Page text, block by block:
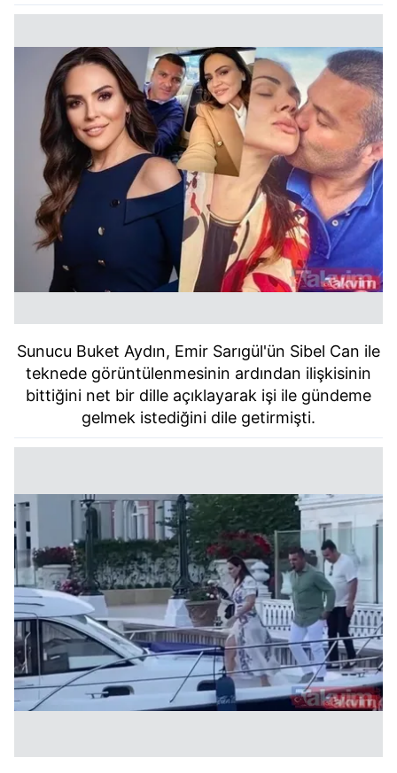
Sunucu Buket Aydın, Emir Sarıgül'ün Sibel Can ile
teknede görüntülenmesinin ardından ilişkisinin
bittiğini net bir dille açıklayarak işi ile gündeme
gelmek istediğini dile getirmişti.